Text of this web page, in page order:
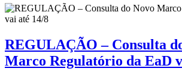
REGULAÇÃO – Consulta
Marco Regulatório da EaD